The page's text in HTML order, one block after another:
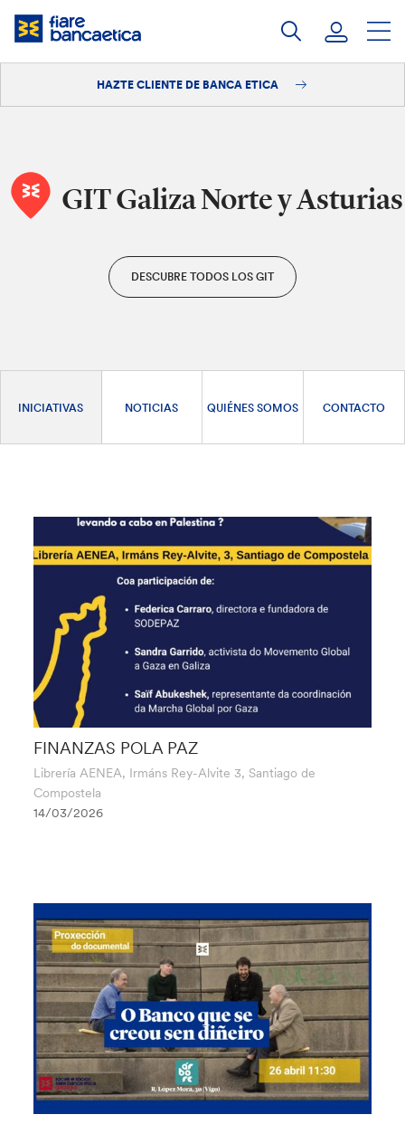
Saltar
HAZTE CLIENTE DE BANCA ETICA
GIT Galiza Norte y Asturias
DESCUBRE TODOS LOS GIT
INICIATIVAS NOTICIAS QUIÉNES SOMOS CONTACTO
FINANZAS POLA PAZ
Librería AENEA, Irmáns Rey-Alvite 3, Santiago de
Compostela
14/03/2026